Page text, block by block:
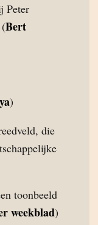
Peter
Bert
)
die
toonbeeld
weekblad)